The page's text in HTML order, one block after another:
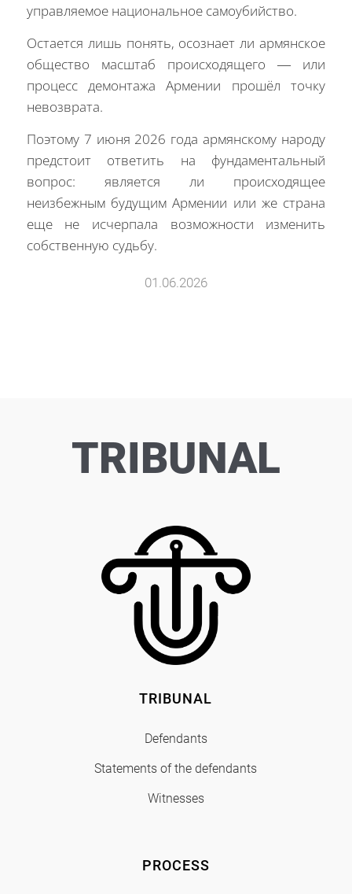
управляемое национальное самоубийство.
Остается лишь понять, осознает ли армянское
общество масштаб происходящего — или
процесс демонтажа Армении прошёл точку
невозврата.
Поэтому 7 июня 2026 года армянскому народу
предстоит ответить на фундаментальный
вопрос: является ли происходящее
неизбежным будущим Армении или же страна
еще не исчерпала возможности изменить
собственную судьбу.
01.06.2026
TRIBUNAL
TRIBUNAL
Defendants
Statements of the defendants
Witnesses
PROCESS